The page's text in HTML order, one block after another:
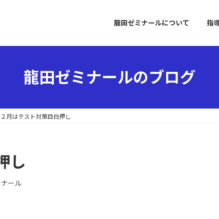
龍田ゼミナールについて 指
龍田ゼミナールのブログ
２月はテスト対策目白押し
し
ール